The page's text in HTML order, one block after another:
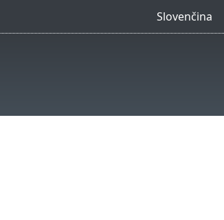
Slovenčina